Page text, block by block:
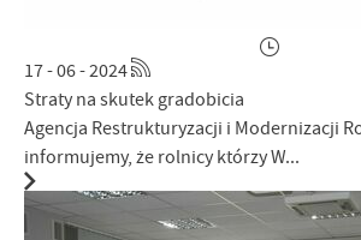
17 - 06 - 2024
Straty na skutek gradobicia
Agencja Restrukturyzacji i Modernizacji
informujemy, że rolnicy którzy W...